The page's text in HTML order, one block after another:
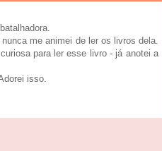
me animei de ler os livros dela.
para ler esse livro - já anotei a
isso.